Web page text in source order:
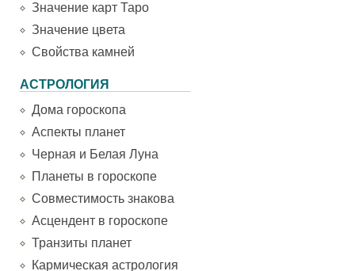
Значение карт Таро
Значение цвета
Свойства камней
АСТРОЛОГИЯ
Дома гороскопа
Аспекты планет
Черная и Белая Луна
Планеты в гороскопе
Совместимость знакова
Асцендент в гороскопе
Транзиты планет
Кармическая астрология